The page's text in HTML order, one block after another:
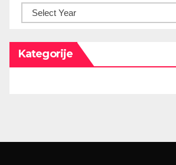
Kategorije